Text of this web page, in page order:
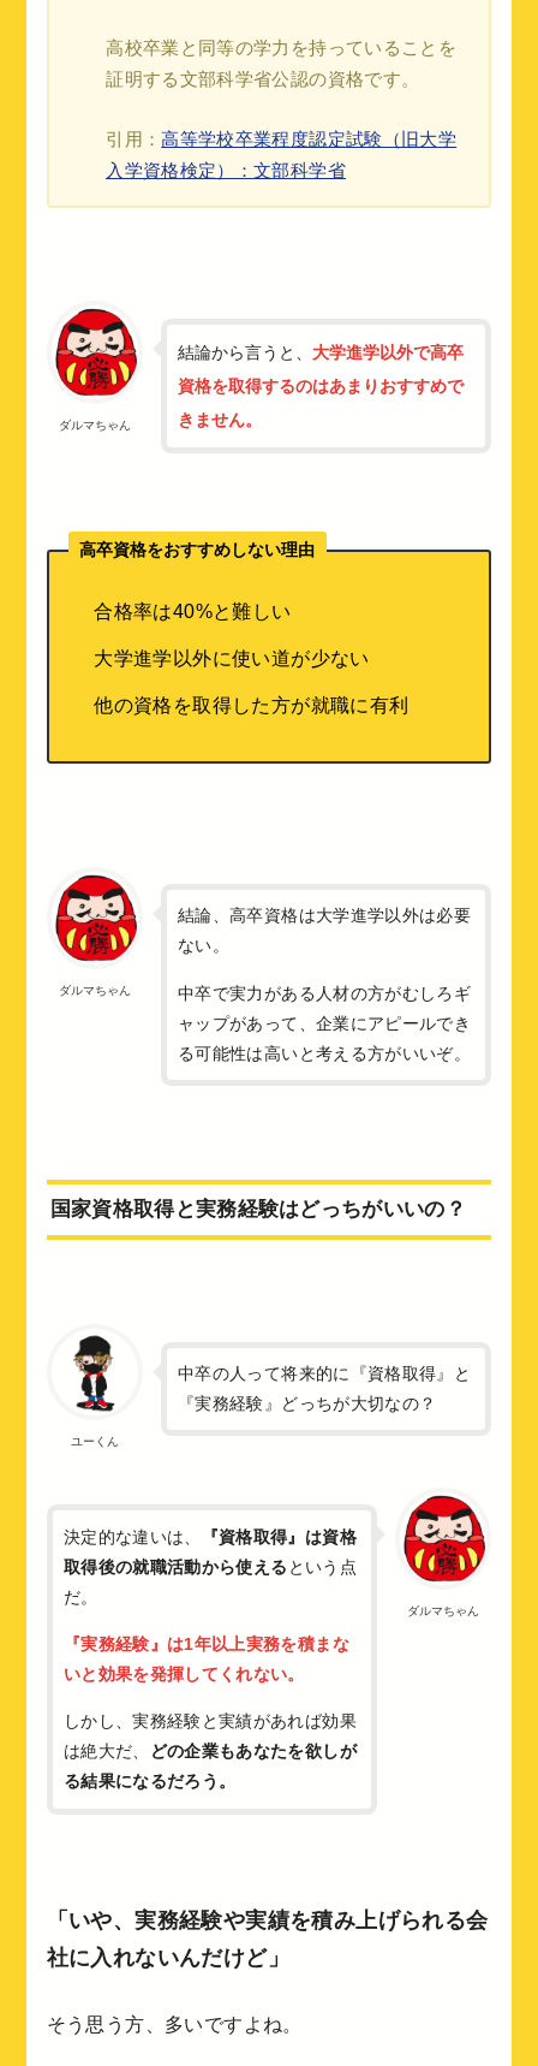
高校卒業と同等の学力を持っていることを
証明する文部科学省公認の資格です。
引用：高等学校卒業程度認定試験（旧大学
入学資格検定）：文部科学省
ダルマちゃん
結論から言うと、 大学進学以外で高卒
資格を取得するのはあまりおすすめで
きません。
高卒資格をおすすめしない理由
合格率は40%と難しい
大学進学以外に使い道が少ない
他の資格を取得した方が就職に有利
ダルマちゃん
結論、高卒資格は大学進学以外は必要
ない。
中卒で実力がある人材の方がむしろギ
ャップがあって、企業にアピールでき
る可能性は高いと考える方がいいぞ。
国家資格取得と実務経験はどっちがいいの？
ユーくん
中卒の人って将来的に『資格取得』と
『実務経験』どっちが大切なの？
ダルマちゃん
決定的な違いは、
『資格取得』は資格
取得後の就職活動から使える という点
だ。
『実務経験』は1年以上実務を積まな
いと効果を発揮してくれない。
しかし、実務経験と実績があれば効果
は絶大だ、
どの企業もあなたを欲しが
る結果になるだろう。
「いや、実務経験や実績を積み上げられる会
社に入れないんだけど」
そう思う方、多いですよね。